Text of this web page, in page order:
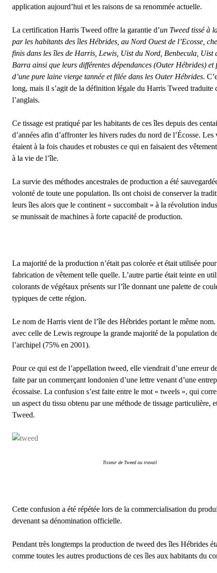
application aujourd’hui et les raisons de sa renommée actuelle.
La certification Harris Tweed offre la garantie d’un Tweed tissé à
par les habitants des îles Hébrides, au Nord Ouest de l’Ecosse,
finis dans les îles de Harris, Lewis, Uist du Nord, Benbecula, Uist
Barra ainsi que leurs différentes dépendances (Outer Hébrides) et
d’une pure laine vierge tannée et filée dans les Outer Hébrides.
long, mais il s’agit de la définition légale du Harris Tweed traduite
l’anglais.
Ce tissage est pratiqué par les habitants de ces îles depuis des
d’années afin d’affronter les hivers rudes du nord de l’Écosse. Les
étaient à la fois chaudes et robustes ce qui en faisaient des
à la vie de l’île.
La survie des méthodes ancestrales de production a été
volonté de toute une population. Ils ont choisi de conserver la
leurs îles alors que le continent « succombait » à la révolution
se munissait de machines à forte capacité de production.
La majorité de la production n’était pas colorée et était utilisée
fabrication de vêtement telle quelle. L’autre partie était teinte en
colorants de végétaux présents sur l’île donnant une palette de
typiques de cette région.
Le nom de Harris vient de l’île des Hébrides portant le même
avec celle de Lewis regroupe la grande majorité de la population
l’archipel (75% en 2001).
Pour ce qui est de l’appellation tweed, elle viendrait d’une erreur
faite par un commerçant londonien d’une lettre venant d’une
écossaise. La confusion s’est faite entre le mot « tweels », qui
un aspect du tissu obtenu par une méthode de tissage particulière,
Tweed.
Tisseur de Tweed au travail
Cette confusion a été répétée lors de la commercialisation du
devenant sa dénomination officielle.
Pendant très longtemps la production de tweed des îles Hébrides
comme toutes les autres productions de ces îles aux habitants du